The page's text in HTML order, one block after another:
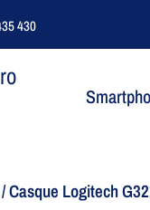
430
/ Casque Logitech